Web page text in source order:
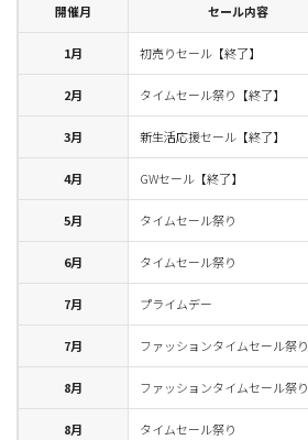
開催月 セール内容
1月 初売りセール【終了】
2月 タイムセール祭り【終了】
3月 新生活応援セール【終了】
4月 GWセール【終了】
5月 タイムセール祭り
6月 タイムセール祭り
7月 プライムデー
7月 ファッションタイムセール祭り
8月 ファッションタイムセール祭り
8月 タイムセール祭り